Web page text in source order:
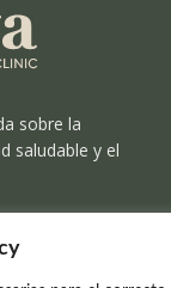
sobre la
saludable y el